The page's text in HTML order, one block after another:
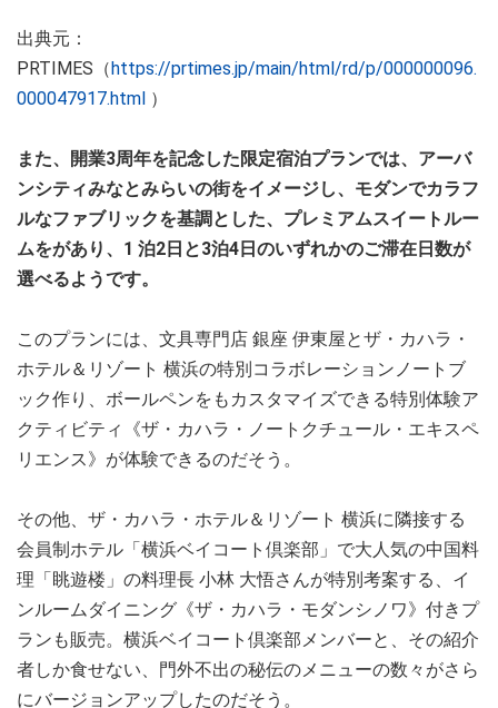
出典元：
PRTIMES（https://prtimes.jp/main/html/rd/p/000000096.
000047917.html ）
また、開業3周年を記念した限定宿泊プランでは、アーバ
ンシティみなとみらいの街をイメージし、モダンでカラフ
ルなファブリックを基調とした、プレミアムスイートルー
ムをがあり、1 泊2日と3泊4日のいずれかのご滞在日数が
選べるようです。
このプランには、文具専門店 銀座 伊東屋とザ・カハラ・
ホテル＆リゾート 横浜の特別コラボレーションノートブ
ック作り、ボールペンをもカスタマイズできる特別体験ア
クティビティ《ザ・カハラ・ノートクチュール・エキスペ
リエンス》が体験できるのだそう。
その他、ザ・カハラ・ホテル＆リゾート 横浜に隣接する
会員制ホテル「横浜ベイコート倶楽部」で大人気の中国料
理「眺遊楼」の料理長 小林 大悟さんが特別考案する、イ
ンルームダイニング《ザ・カハラ・モダンシノワ》付きプ
ランも販売。横浜ベイコート倶楽部メンバーと、その紹介
者しか食せない、門外不出の秘伝のメニューの数々がさら
にバージョンアップしたのだそう。